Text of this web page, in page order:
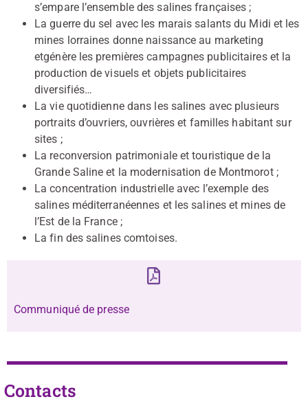
s’empare l’ensemble des salines françaises ;
La guerre du sel avec les marais salants du Midi et les
mines lorraines donne naissance au marketing
etgénère les premières campagnes publicitaires et la
production de visuels et objets publicitaires
diversifiés…
La vie quotidienne dans les salines avec plusieurs
portraits d’ouvriers, ouvrières et familles habitant sur
sites ;
La reconversion patrimoniale et touristique de la
Grande Saline et la modernisation de Montmorot ;
La concentration industrielle avec l’exemple des
salines méditerranéennes et les salines et mines de
l’Est de la France ;
La fin des salines comtoises.
Communiqué de presse
Contacts